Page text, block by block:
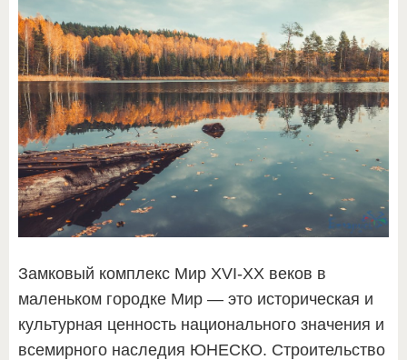
Замковый комплекс Мир XVI-XX веков в
маленьком городке Мир — это историческая и
культурная ценность национального значения и
всемирного наследия ЮНЕСКО. Строительство